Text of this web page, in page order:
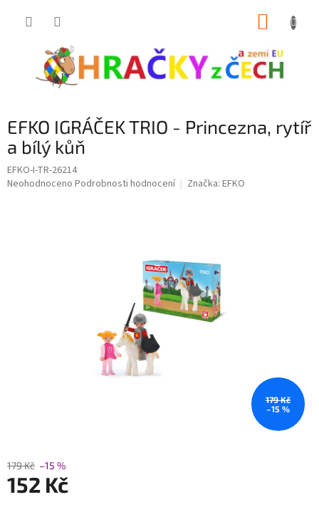
EFKO IGRÁČEK TRIO - Princezna, rytíř
a bílý kůň
EFKO-I-TR-26214
Průměrné
Neohodnoceno Podrobnosti hodnocení Značka: EFKO
179 Kč
–15 %
179 Kč –15 %
152 Kč